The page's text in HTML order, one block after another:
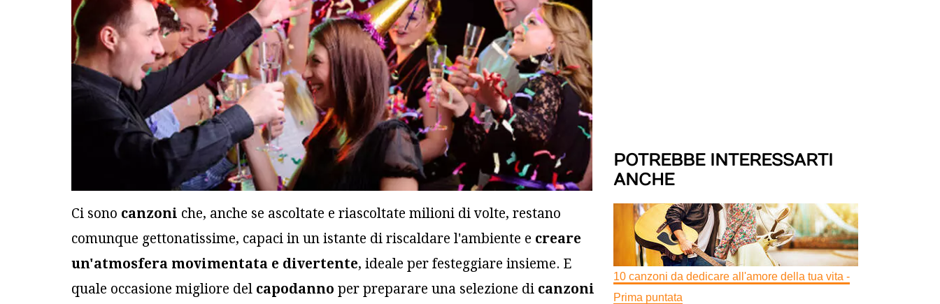
Ci sono canzoni che, anche se ascoltate e riascoltate milioni di volte, restano
comunque gettonatissime, capaci in un istante di riscaldare l'ambiente e creare
un'atmosfera movimentata e divertente, ideale per festeggiare insieme. E
quale occasione migliore del capodanno per preparare una selezione di canzoni
POTREBBE INTERESSARTI
ANCHE
10 canzoni da dedicare all'amore della tua vita -
Prima puntata